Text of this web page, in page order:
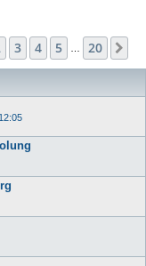
von 20
3 4 5 … 20